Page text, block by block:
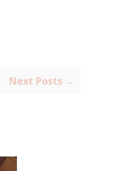
Next Posts →